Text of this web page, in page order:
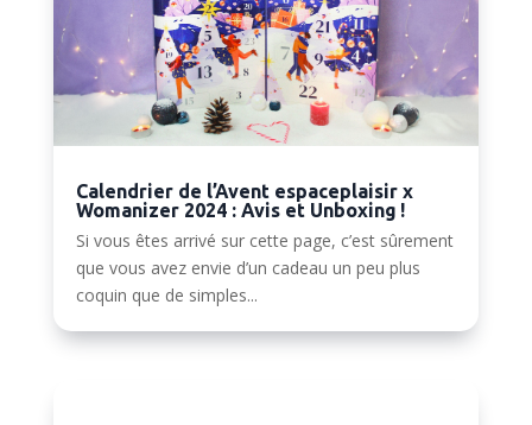
Calendrier de l’Avent espaceplaisir x
Womanizer 2024 : Avis et Unboxing !
Si vous êtes arrivé sur cette page, c’est sûrement
que vous avez envie d’un cadeau un peu plus
coquin que de simples...